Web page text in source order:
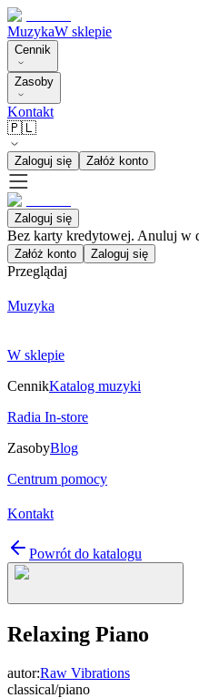
MuzykaW sklepie
Cennik
Zasoby
Kontakt
🇵🇱
Zaloguj się Załóż konto
Zaloguj się
Bez karty kredytowej. Anuluj w
Załóż konto Zaloguj się
Przeglądaj
Muzyka
W sklepie
CennikKatalog muzyki
Radia In-store
ZasobyBlog
Centrum pomocy
Kontakt
Powrót do katalogu
Relaxing Piano
autor:Raw Vibrations
classical/piano